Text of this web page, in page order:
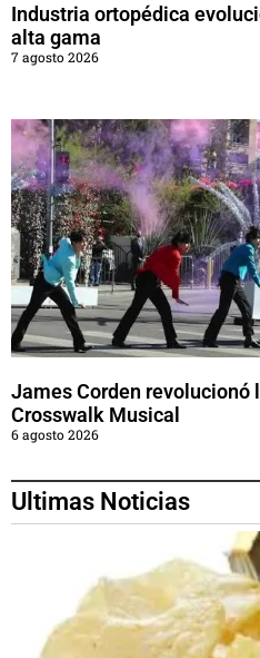
Industria ortopédica
alta gama
7 agosto 2026
James Corden revolucionó
Crosswalk Musical
6 agosto 2026
Ultimas Noticias